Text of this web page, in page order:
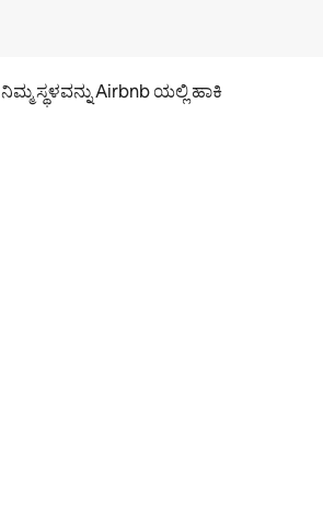
ನಿಮ್ಮ ಸ್ಥಳವನ್ನು Airbnb ಯಲ್ಲಿ ಹಾಕಿ